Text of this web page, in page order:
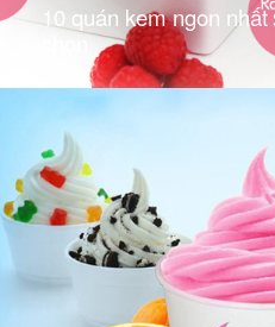
10 quán kem ngon
chọn